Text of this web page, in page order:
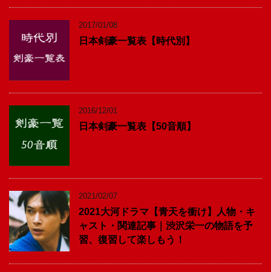
2017/01/08
日本剣豪一覧表【時代別】
2016/12/01
日本剣豪一覧表【50音順】
2021/02/07
2021大河ドラマ【青天を衝け】人物・キ
ャスト・関連記事｜渋沢栄一の物語を予
習、復習して楽しもう！